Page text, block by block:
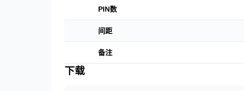
PIN数
间距
备注
下载